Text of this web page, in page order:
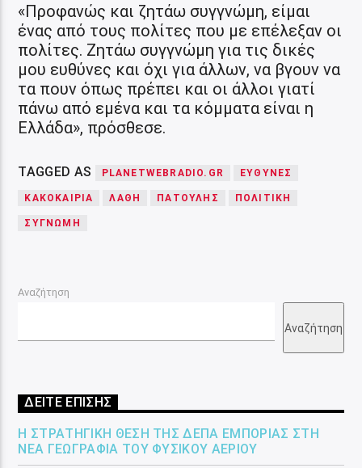
«Προφανώς και ζητάω συγγνώμη, είμαι
ένας από τους πολίτες που με επέλεξαν οι
πολίτες. Ζητάω συγγνώμη για τις δικές
μου ευθύνες και όχι για άλλων, να βγουν να
τα πουν όπως πρέπει και οι άλλοι γιατί
πάνω από εμένα και τα κόμματα είναι η
Ελλάδα», πρόσθεσε.
TAGGED AS PLANETWEBRADIO.GR ΕΥΘΥΝΕΣ
ΚΑΚΟΚΑΙΡΙΑ ΛΑΘΗ ΠΑΤΟΎΛΗΣ ΠΟΛΙΤΙΚΗ
ΣΥΓΝΏΜΗ
Αναζήτηση
Αναζήτηση
ΔΕΙΤΕ ΕΠΙΣΗΣ
Η ΣΤΡΑΤΗΓΙΚΉ ΘΈΣΗ ΤΗΣ ΔΕΠΑ ΕΜΠΟΡΊΑΣ ΣΤΗ
ΝΈΑ ΓΕΩΓΡΑΦΊΑ ΤΟΥ ΦΥΣΙΚΟΎ ΑΕΡΊΟΥ